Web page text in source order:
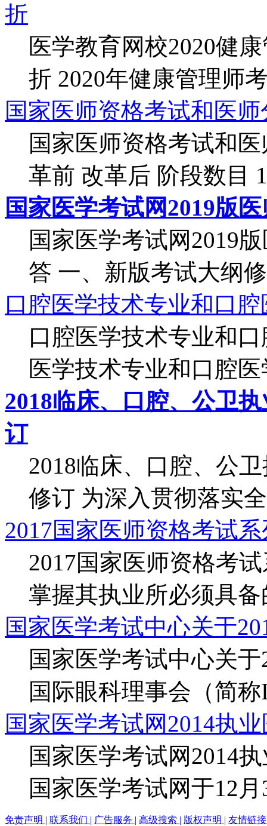
折
医学教育网校2020健
折 2020年健康管理师
国家医师资格考试和医
国家医师资格考试和
革前 改革后 阶段数目
国家医学考试网2019版
国家医学考试网2019
答 一、新版考试大纲
口腔医学技术专业和口
口腔医学技术专业和
医学技术专业和口腔医
2018临床、口腔、公卫
订
2018临床、口腔、公
修订 为深入贯彻落实
2017国家医师资格考试
2017国家医师资格考
掌握其执业所必须具备
国家医学考试中心关于
国家医学考试中心关
国际眼科理事会（简称
国家医学考试网2014执
国家医学考试网2014
国家医学考试网于12月
免责声明 | 联系我们 | 广告服务 | 高级搜索 | 版权声明 | 友情链